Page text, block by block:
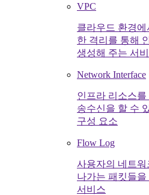
VPC
클라우드 환경
한 격리를 통해
생성해 주는 서
Network Interface
인프라 리소스
송수신을 할 수
구성 요소
Flow Log
사용자의 네트
나가는 패킷들
서비스